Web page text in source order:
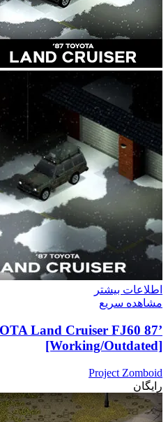
اطلاعات بیشتر
مشاهده سریع
Land Cruiser FJ60
[Working/Outdated]
Project Zomboid
رایگان